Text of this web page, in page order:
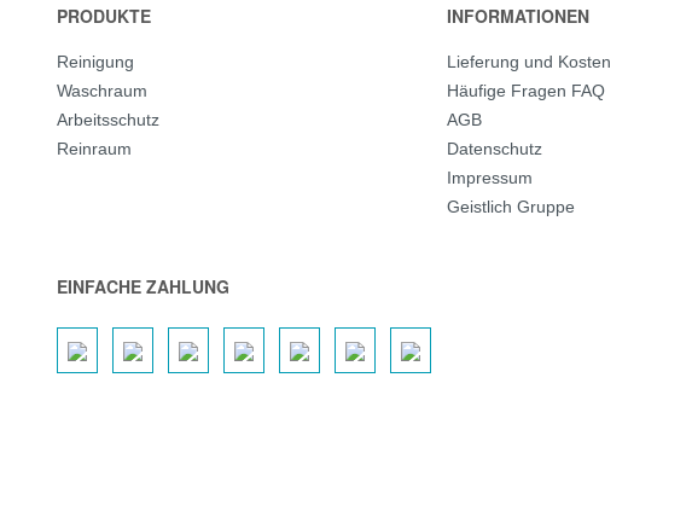
PRODUKTE
Reinigung
Waschraum
Arbeitsschutz
Reinraum
INFORMATIONEN
Lieferung und Kosten
Häufige Fragen FAQ
AGB
Datenschutz
Impressum
Geistlich Gruppe
EINFACHE ZAHLUNG